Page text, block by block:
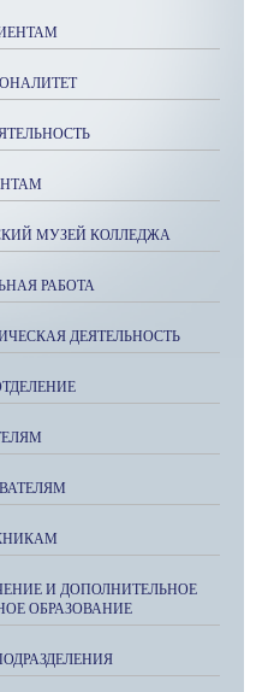
МУЗЕЙ КОЛЛЕДЖА
РАБОТА
ДЕЯТЕЛЬНОСТЬ
И ДОПОЛНИТЕЛЬНОЕ
ОБРАЗОВАНИЕ